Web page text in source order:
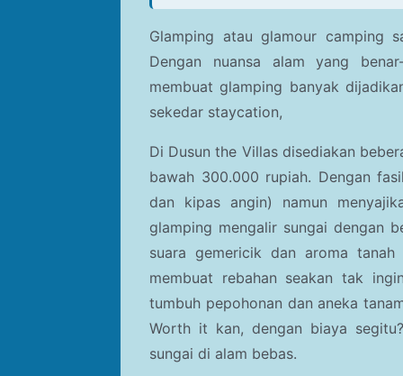
Glamping atau glamour camping
Dengan nuansa alam yang
membuat glamping banyak
sekedar staycation,
Di Dusun the Villas disediakan
bawah 300.000 rupiah. Dengan
dan kipas angin) namun
glamping mengalir sungai dengan
suara gemericik dan aroma
membuat rebahan seakan tak
tumbuh pepohonan dan aneka
Worth it kan, dengan biaya
sungai di alam bebas.